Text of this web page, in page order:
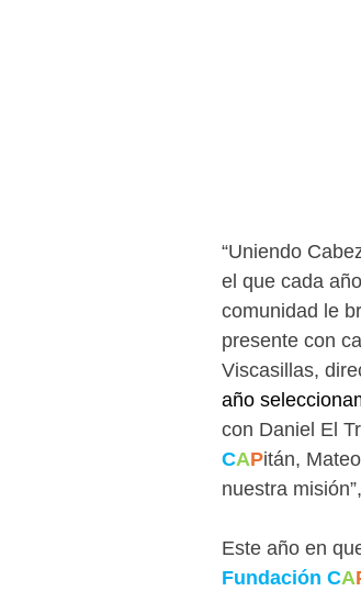
“Uniendo
el que cada
comunidad le
presente con
Viscasillas,
año
con Daniel El
CAPitán,
nuestra
Este año en
Fundación CA